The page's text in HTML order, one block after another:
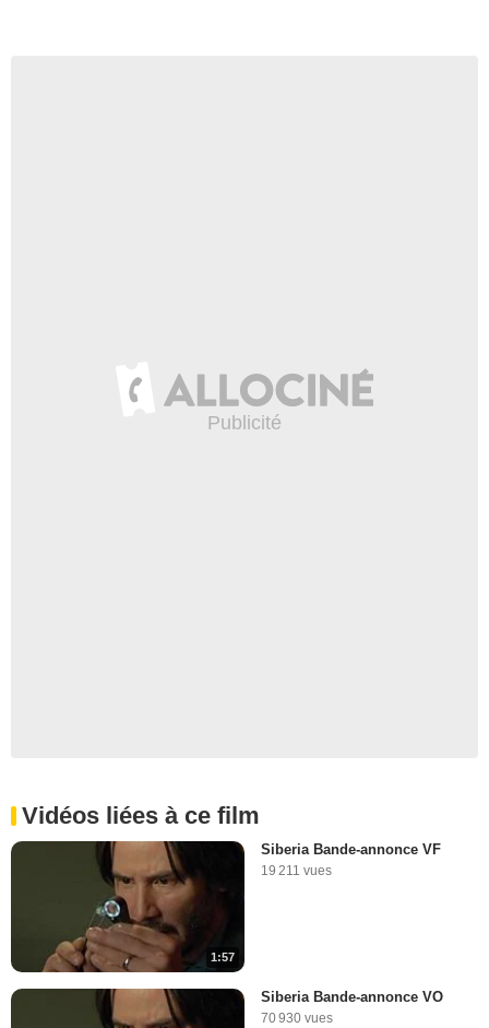
Vidéos liées à ce film
1:57
Siberia Bande-annonce VF
19 211 vues
Siberia Bande-annonce VO
70 930 vues